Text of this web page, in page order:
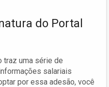
do Portal
traz uma série de
salariais
por essa adesão, você